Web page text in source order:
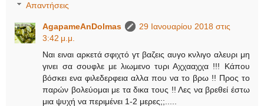
Απαντήσεις
AgapameAnDolmas
29 Ιανουαρίου 2018 στις
3:42 μ.μ.
Ναι ειναι αρκετά σφιχτό γτ βαζεις αυγο κνλιγο αλευρι μη
γινει σα σουφλε με λιωμενο τυρι Αχχααχχα !!! Κάπου
βόσκει ενα φιλεδερφεια αλλα που να το βρω !! Προς το
παρών βολεύομαι με τα δικα τους !! Λες να βρεθεί έστω
μια ψυχή να περιμένει 1-2 μερες;;.....